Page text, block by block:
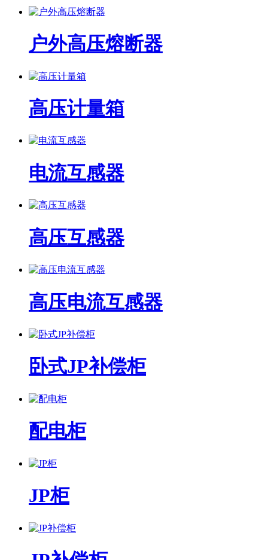
户外高压熔断器
高压计量箱
电流互感器
高压互感器
高压电流互感器
卧式JP补偿柜
配电柜
JP柜